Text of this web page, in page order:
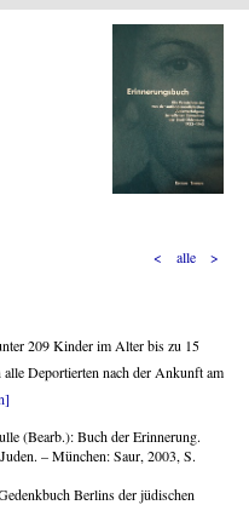
< alle >
209 Kinder im Alter bis zu 15
Deportierten nach der Ankunft am
(Bearb.): Buch der Erinnerung.
– München: Saur, 2003, S.
Berlins der jüdischen